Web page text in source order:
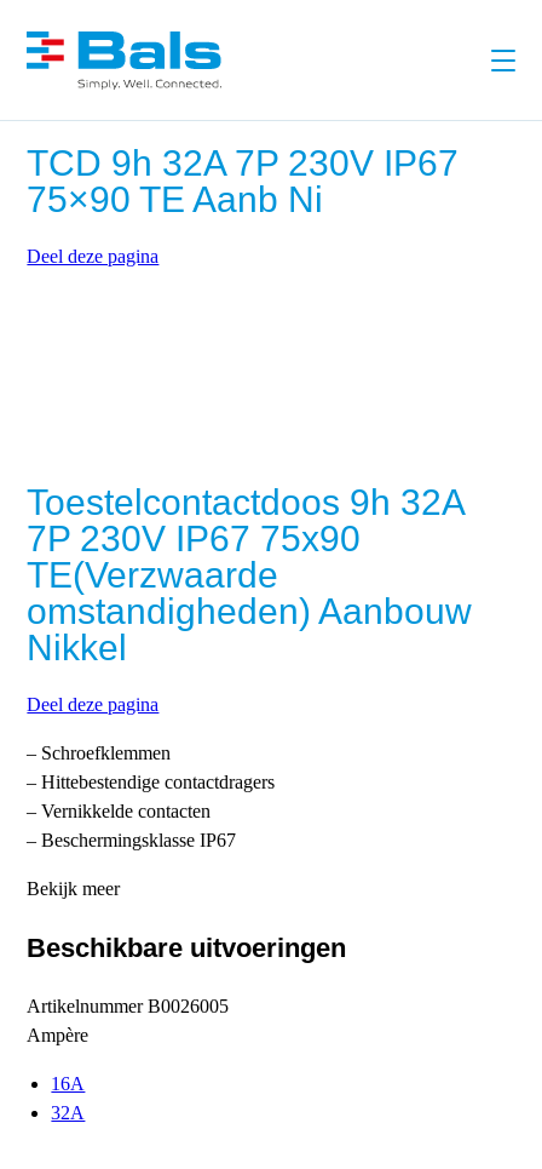
TCD 9h 32A 7P 230V IP67
75×90 TE Aanb Ni
Deel deze pagina
Toestelcontactdoos 9h 32A
7P 230V IP67 75x90
TE(Verzwaarde
omstandigheden) Aanbouw
Nikkel
Deel deze pagina
– Schroefklemmen
– Hittebestendige contactdragers
– Vernikkelde contacten
– Beschermingsklasse IP67
Bekijk meer
Beschikbare uitvoeringen
ArtikelnummerB0026005
Ampère
16A
32A